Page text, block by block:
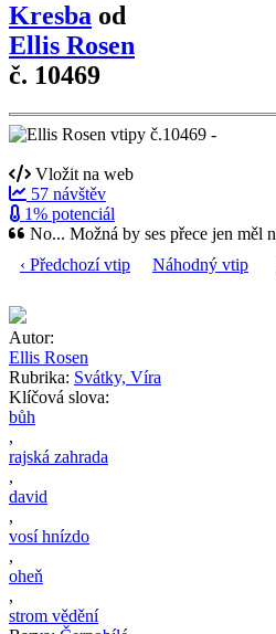
Kresba od
Ellis Rosen
č. 10469
Vložit na web
57 návštěv
1% potenciál
No... Možná by ses přece jen měl
‹ Předchozí vtip
Náhodný vtip
Autor:
Ellis Rosen
Rubrika: Svátky, Víra
Klíčová slova:
bůh
,
rajská zahrada
,
david
,
vosí hnízdo
,
oheň
,
strom vědění